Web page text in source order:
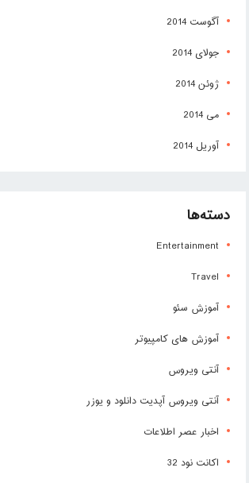
آگوست 2014
جولای 2014
ژوئن 2014
می 2014
آوریل 2014
دسته‌ها
Entertainment
Travel
آموزش سئو
آموزش های کامپیوتر
آنتی ویروس
آنتی ویروس آپدیت دانلود و یوزر
اخبار عصر اطلاعات
اکانت نود 32